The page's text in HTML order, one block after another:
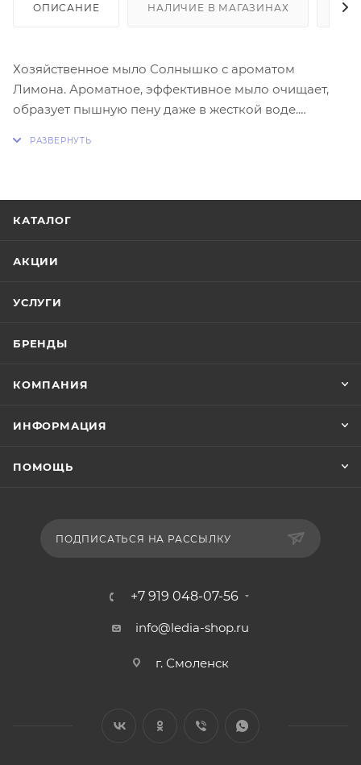
ОПИСАНИЕ НАЛИЧИЕ В МАГАЗИНАХ
Хозяйственное мыло Солнышко с ароматом
Лимона. Ароматное, эффективное мыло очищает,
образует пышную пену даже в жесткой воде.
КАТАЛОГ
АКЦИИ
УСЛУГИ
БРЕНДЫ
КОМПАНИЯ
ИНФОРМАЦИЯ
ПОМОЩЬ
ПОДПИСАТЬСЯ НА РАССЫЛКУ
+7 919 048-07-56
info@ledia-shop.ru
г. Смоленск